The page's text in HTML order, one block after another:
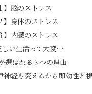
】脳のストレス
】身体のストレス
】内臓のストレス
しい生活って大変…
選ばれる３つの理由
神経も変えるから即効性と